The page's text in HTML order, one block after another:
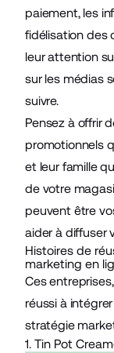
paiement, les
fidélisation des
leur attention
sur les médias
suivre.
Pensez à offrir
promotionnels
et leur famille
de votre
peuvent être
aider à diffuser
Histoires de
marketing en
Ces
réussi à
stratégie
1. Tin Pot